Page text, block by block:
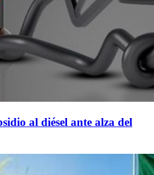
al diésel ante alza del